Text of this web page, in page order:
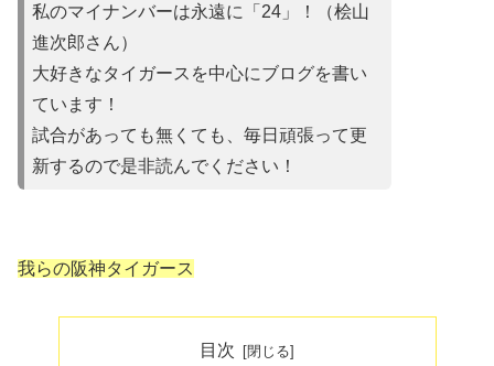
私のマイナンバーは永遠に「24」！（桧山
進次郎さん）
大好きなタイガースを中心にブログを書い
ています！
試合があって も無くても、毎日頑張って更
新するので是非読んでください！
我らの阪神タイガース
目次